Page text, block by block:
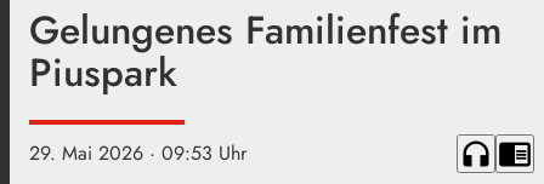
Gelungenes Familienfest im
Piuspark
29. Mai 2026 · 09:53 Uhr headphones chrome_reader_mode